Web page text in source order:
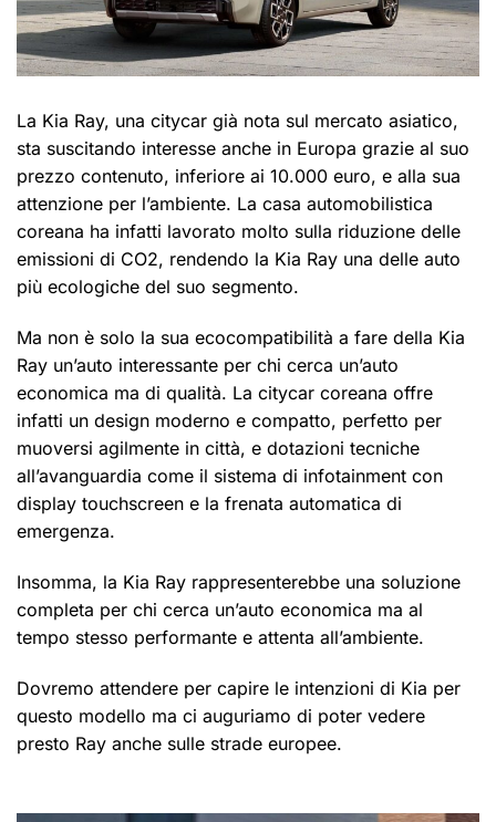
La Kia Ray, una citycar già nota sul mercato asiatico,
sta suscitando interesse anche in Europa grazie al suo
prezzo contenuto, inferiore ai 10.000 euro, e alla sua
attenzione per l’ambiente. La casa automobilistica
coreana ha infatti lavorato molto sulla riduzione delle
emissioni di CO2, rendendo la Kia Ray una delle auto
più ecologiche del suo segmento.
Ma non è solo la sua ecocompatibilità a fare della Kia
Ray un’auto interessante per chi cerca un’auto
economica ma di qualità. La citycar coreana offre
infatti un design moderno e compatto, perfetto per
muoversi agilmente in città, e dotazioni tecniche
all’avanguardia come il sistema di infotainment con
display touchscreen e la frenata automatica di
emergenza.
Insomma, la Kia Ray rappresenterebbe una soluzione
completa per chi cerca un’auto economica ma al
tempo stesso performante e attenta all’ambiente.
Dovremo attendere per capire le intenzioni di Kia per
questo modello ma ci auguriamo di poter vedere
presto Ray anche sulle strade europee.